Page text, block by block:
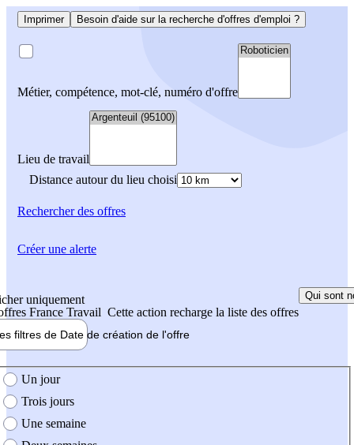
Imprimer Besoin d'aide sur la recherche d'offres d'emploi ?
Métier, compétence, mot-clé, numéro d'offre
Lieu de travail
Distance autour du lieu choisi
Rechercherdes offres
uniquement
France Travail Cette action recharge la liste des offres
Qui sont
filtres de Date de création de l'offre
création de l'offre
Un jour
Trois jours
Une semaine
Créer une alerte